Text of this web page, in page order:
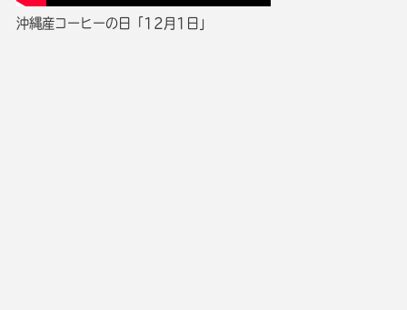
沖縄産コーヒーの日「12月1日」